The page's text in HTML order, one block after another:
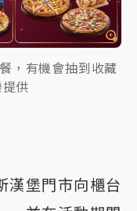
，有機會抽到收藏
供
漢堡門市向櫃台